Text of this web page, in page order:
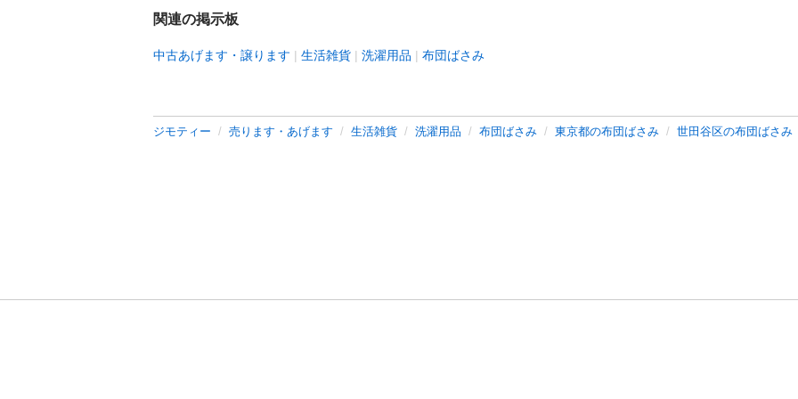
関連の掲示板
中古あげます・譲ります 生活雑貨 洗濯用品 布団ばさみ
ジモティー 売ります・あげます 生活雑貨 洗濯用品 布団ばさみ 東京都の布団ばさみ 世田谷区の布団ばさみ